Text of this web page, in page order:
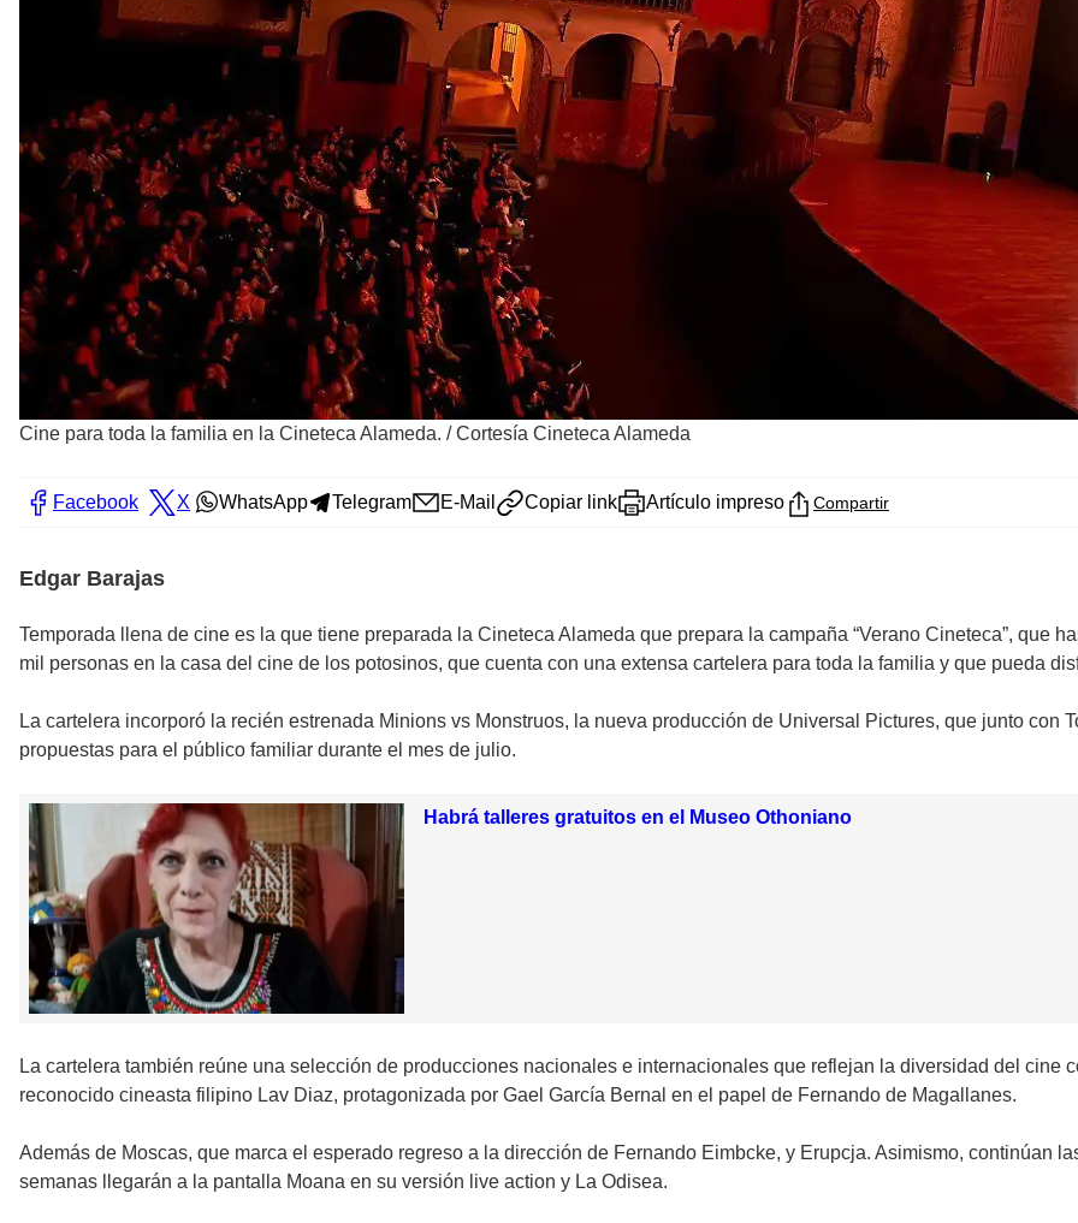
Cine para toda la familia en la Cineteca Alameda. /Cortesía Cineteca Alameda
Facebook X WhatsApp Telegram E-Mail Copiar link Artículo impreso Compartir
Edgar Barajas
Temporada llena de cine es la que tiene preparada la Cineteca Alameda que prepara la campaña “Verano Cineteca”, que
mil personas en la casa del cine de los potosinos, que cuenta con una extensa cartelera para toda la familia y que pueda
La cartelera incorporó la recién estrenada Minions vs Monstruos, la nueva producción de Universal Pictures, que junto con
propuestas para el público familiar durante el mes de julio.
Habrá talleres gratuitos en el Museo Othoniano
La cartelera también reúne una selección de producciones nacionales e internacionales que reflejan la diversidad del cine
reconocido cineasta filipino Lav Diaz, protagonizada por Gael García Bernal en el papel de Fernando de Magallanes.
Además de Moscas, que marca el esperado regreso a la dirección de Fernando Eimbcke, y Erupcja. Asimismo, continúan
semanas llegarán a la pantalla Moana en su versión live action y La Odisea.